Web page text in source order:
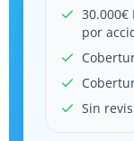
por
Sin